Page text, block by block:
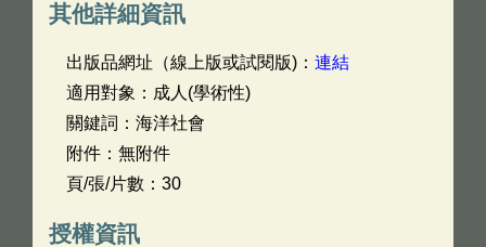
其他詳細資訊
出版品網址（線上版或試閱版)： 連結
適用對象：成人(學術性)
關鍵詞：海洋社會
附件：無附件
頁/張/片數：30
授權資訊